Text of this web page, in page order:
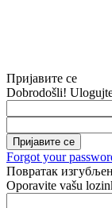
Пријавите се
Dobrodošli!
Forgot your
Повратак
Oporavite vašu